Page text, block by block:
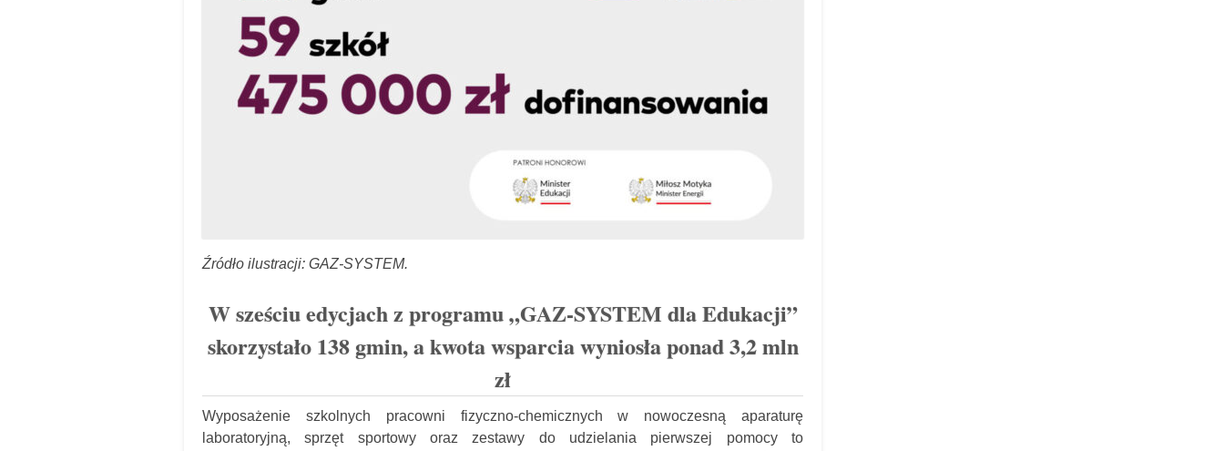
Źródło ilustracji: GAZ-SYSTEM.
W sześciu edycjach z programu „GAZ-SYSTEM dla Edukacji”
skorzystało 138 gmin, a kwota wsparcia wyniosła ponad 3,2 mln
zł
Wyposażenie szkolnych pracowni fizyczno-chemicznych w nowoczesną aparaturę
laboratoryjną, sprzęt sportowy oraz zestawy do udzielania pierwszej pomocy to